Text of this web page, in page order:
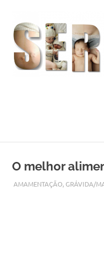
contentO melhor
ABRIL 28, 2018
ADMIN
AMAMENTAÇÃO, GRÁVIDA/